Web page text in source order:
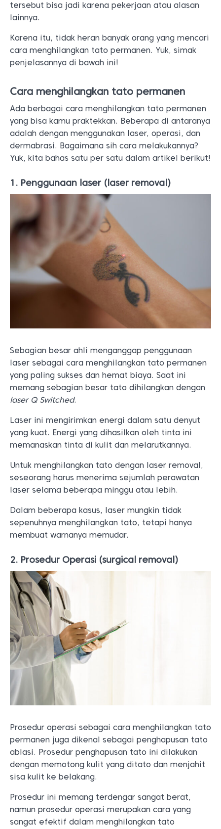
tersebut bisa jadi karena pekerjaan atau alasan
lainnya.
Karena itu, tidak heran banyak orang yang mencari
cara menghilangkan tato permanen. Yuk, simak
penjelasannya di bawah ini!
Cara menghilangkan tato permanen
Ada berbagai cara menghilangkan tato permanen
yang bisa kamu praktekkan. Beberapa di antaranya
adalah dengan menggunakan laser, operasi, dan
dermabrasi. Bagaimana sih cara melakukannya?
Yuk, kita bahas satu per satu dalam artikel berikut!
1. Penggunaan laser (laser removal)
Sebagian besar ahli menganggap penggunaan
laser sebagai cara menghilangkan tato permanen
yang paling sukses dan hemat biaya. Saat ini
memang sebagian besar tato dihilangkan dengan
laser Q Switched.
Laser ini mengirimkan energi dalam satu denyut
yang kuat. Energi yang dihasilkan oleh tinta ini
memanaskan tinta di kulit dan melarutkannya.
Untuk menghilangkan tato dengan laser removal,
seseorang harus menerima sejumlah perawatan
laser selama beberapa minggu atau lebih.
Dalam beberapa kasus, laser mungkin tidak
sepenuhnya menghilangkan tato, tetapi hanya
membuat warnanya memudar.
2. Prosedur Operasi (surgical removal)
Prosedur operasi sebagai cara menghilangkan tato
permanen juga dikenal sebagai penghapusan tato
ablasi. Prosedur penghapusan tato ini dilakukan
dengan memotong kulit yang ditato dan menjahit
sisa kulit ke belakang.
Prosedur ini memang terdengar sangat berat,
namun prosedur operasi merupakan cara yang
sangat efektif dalam menghilangkan tato